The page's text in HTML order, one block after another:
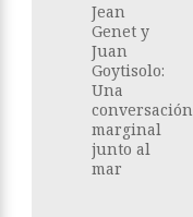
Jean
Genet y
Juan
Goytisolo:
Una
conversación
marginal
junto al
mar